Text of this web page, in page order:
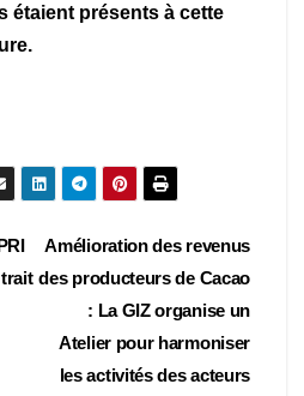
étaient présents à cette
Amélioration des revenus
des producteurs de Cacao
: La GIZ organise un
Atelier pour harmoniser
les activités des acteurs
trait